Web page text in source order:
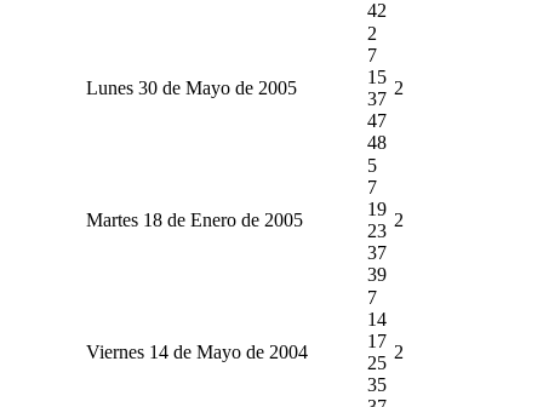
42
Lunes 30 de Mayo de 2005
2
7
15
37
47
48
2
Martes 18 de Enero de 2005
5
7
19
23
37
39
2
Viernes 14 de Mayo de 2004
7
14
17
25
35
2